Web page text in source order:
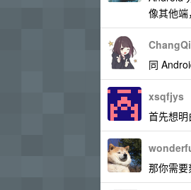
像其他端
同
xsqfjys
首先想
那你需要